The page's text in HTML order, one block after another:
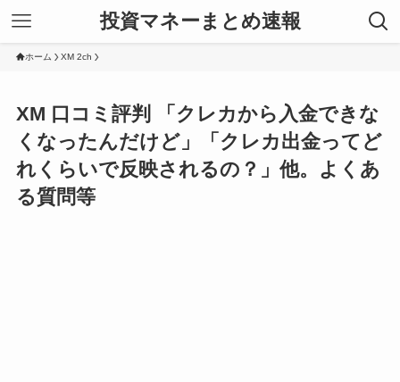
投資マネーまとめ速報
ホーム XM 2ch
XM 口コミ評判 「クレカから入金できな
くなったんだけど」「クレカ出金ってど
れくらいで反映されるの？」他。よくあ
る質問等